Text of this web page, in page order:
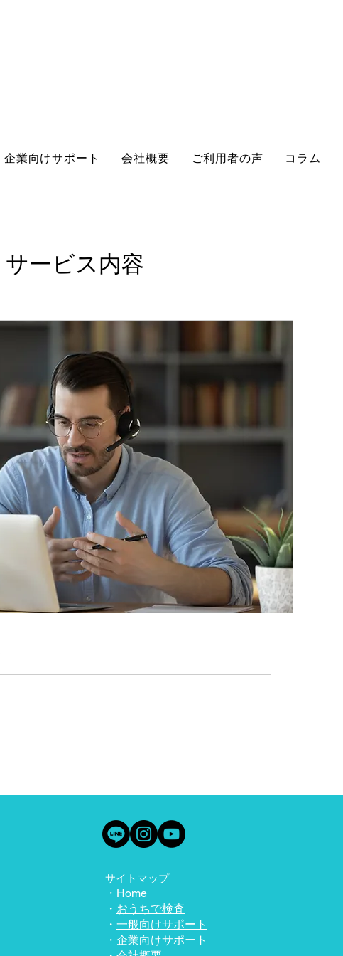
企業向けサポート 会社概要 ご利用者の声 コラム
サービス内容
サイトマップ
・ Home
・ おうちで検査
・ 一般向けサポート
・ 企業向けサポート